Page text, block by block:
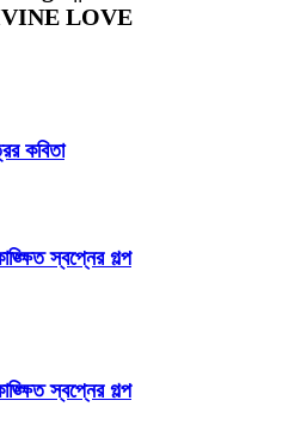
LOVE
কবিতা
স্বপ্নের গল্প
স্বপ্নের গল্প